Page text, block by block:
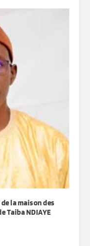
de la maison des
Taiba NDIAYE